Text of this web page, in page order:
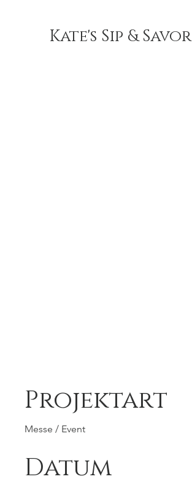
Kate's Sip & Savor
Projektart
Messe / Event
Datum